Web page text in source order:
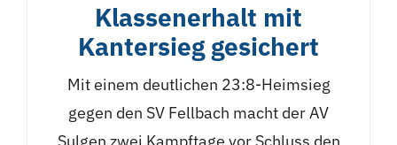
Klassenerhalt mit
Kantersieg gesichert
Mit einem deutlichen 23:8-Heimsieg
gegen den SV Fellbach macht der AV
Sulgen zwei Kampftage vor Schluss den